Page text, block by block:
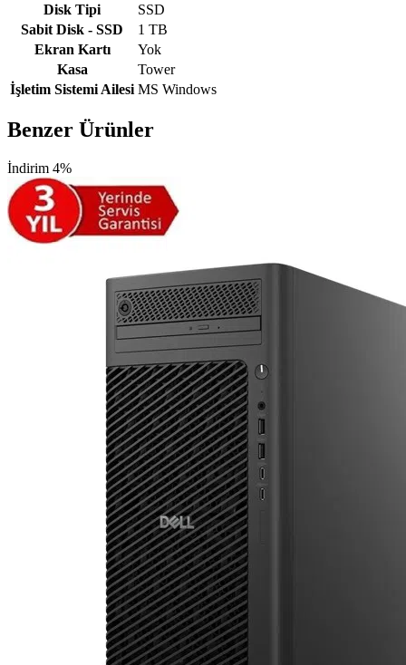
Disk Tipi
SSD
Sabit Disk - SSD
1 TB
Ekran Kartı
Yok
Kasa
Tower
İşletim Sistemi Ailesi MS Windows
Benzer Ürünler
İndirim 4%